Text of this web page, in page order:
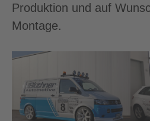
Produktion und auf
Montage.